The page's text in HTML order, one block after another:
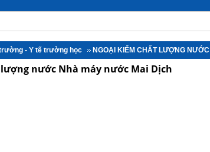
- Y tế trường học NGOẠI KIỂM CHẤT LƯỢNG NƯỚC
nước Nhà máy nước Mai Dịch